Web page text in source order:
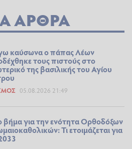
ΆΡΘΡΑ
καύσωνα ο πάπας Λέων
τους πιστούς στο
της βασιλικής του Αγίου
05.08.2026 21:49
βήμα για την ενότητα Ορθοδόξων
Τι ετοιμάζεται για